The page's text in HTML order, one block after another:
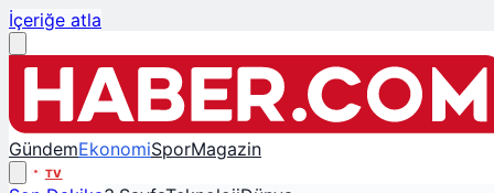
İçeriğe atla
GündemEkonomiSporMagazin
TV